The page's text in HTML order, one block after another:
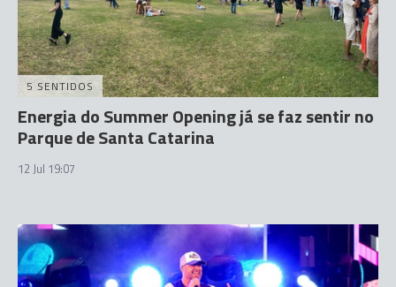
5 SENTIDOS
Energia do Summer Opening já se faz sentir no
Parque de Santa Catarina
12 Jul 19:07